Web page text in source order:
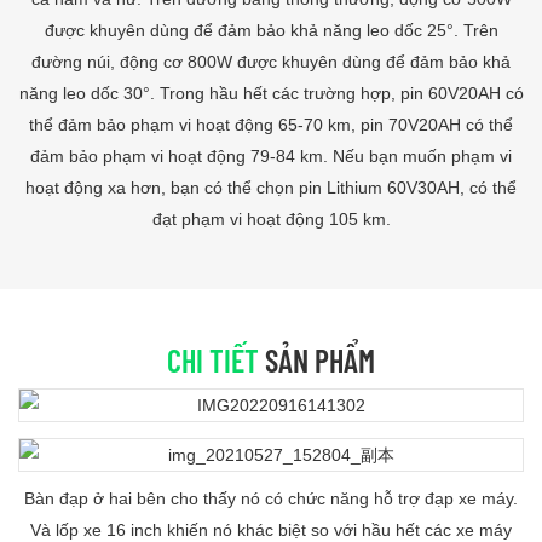
được khuyên dùng để đảm bảo khả năng leo dốc 25°. Trên
đường núi, động cơ 800W được khuyên dùng để đảm bảo khả
năng leo dốc 30°. Trong hầu hết các trường hợp, pin 60V20AH có
thể đảm bảo phạm vi hoạt động 65-70 km, pin 70V20AH có thể
đảm bảo phạm vi hoạt động 79-84 km. Nếu bạn muốn phạm vi
hoạt động xa hơn, bạn có thể chọn pin Lithium 60V30AH, có thể
đạt phạm vi hoạt động 105 km.
CHI TIẾTSẢN PHẨM
Bàn đạp ở hai bên cho thấy nó có chức năng hỗ trợ đạp xe máy.
Và lốp xe 16 inch khiến nó khác biệt so với hầu hết các xe máy